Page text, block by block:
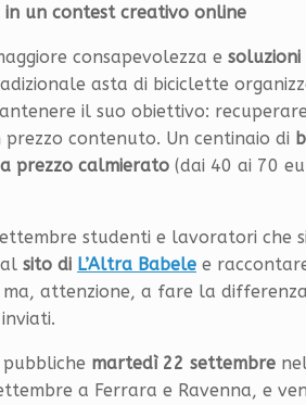
in un contest creativo online
consapevolezza e soluzioni
asta di biciclette
il suo obiettivo:
contenuto. Un centinaio di
a prezzo calmierato (dai 40 ai 70
studenti e lavoratori che
sito di L’Altra Babele e
attenzione, a fare la
pubbliche martedì 22 settembre
a Ferrara e Ravenna, e